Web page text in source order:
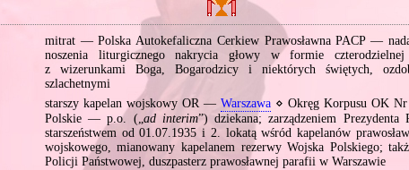
mitrat — Polska Autokefaliczna Cerkiew Prawosławna PACP —
noszenia liturgicznego nakrycia głowy w formie
z wizerunkami Boga, Bogarodzicy i niektórych świętych,
szlachetnymi
starszy kapelan wojskowy OR — Warszawa⋄ Okręg Korpusu OK Nr
Polskie — p.o. („ad interim”) dziekana; zarządzeniem
starszeństwem od 01.07.1935 i 2. lokatą wśród kapelanów
wojskowego, mianowany kapelanem rezerwy Wojska Polskiego;
Policji Państwowej, duszpasterz prawosławnej parafii w Warszawie